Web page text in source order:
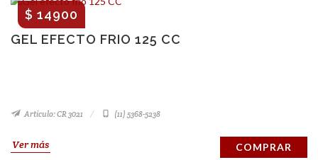
GEL EFECTO FRIO 125 CC
$ 14900
Artículo: CR 3021 (11) 5368-5238
Ver más COMPRAR